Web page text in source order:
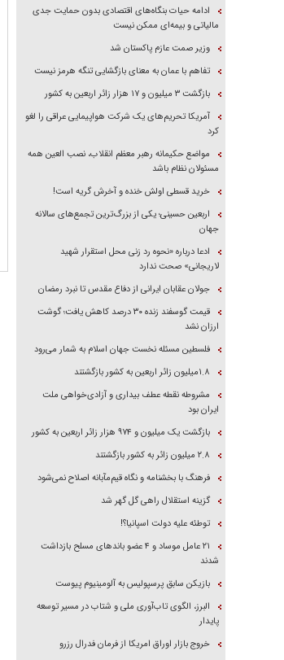
ادامه حیات بنگاه‌های اقتصادی بدون حمایت جدی
مالیاتی و بیمه‌ای ممکن نیست
وزیر صمت عازم پاکستان شد
تفاهم با عمان به معنای بازگشایی تنگه هرمز نیست
بازگشت ۳ میلیون و ۱۷ هزار زائر اربعین به کشور
آمریکا تحریم‌های یک شرکت هواپیمایی عراقی را لغو
کرد
مواضع حکیمانه رهبر معظم انقلاب، نصب العین همه
مسئولان نظام باشد
خرید قسطی اولش خنده و آخرش گریه است!
اربعین حسینی؛ یکی از بزرگ‌ترین تجمع‌های سالانه
جهان
ادعا درباره «نحوه رد زنی محل استقرار شهید
لاریجانی» صحت ندارد
جولان عقابان ایرانی از دفاع مقدس تا نبرد رمضان
قیمت گوسفند زنده ۳۰ درصد کاهش یافت؛ گوشت
ارزان نشد
فلسطین مسئله نخست جهان اسلام به شمار می‌رود
۱.۸میلیون زائر اربعین به کشور بازگشتند
مشروطه نقطه عطف بیداری و آزادی‌خواهی ملت
ایران بود
بازگشت یک میلیون و ۹۷۴ هزار زائر اربعین به کشور
۲.۸ میلیون زائر به کشور بازگشتند
فرهنگ با بخشنامه و نگاه قیم‌مآبانه اصلاح نمی‌شود
گزینه استقلال راهی گل گهر شد
توطئه علیه دولت اسپانیا؟!
۲۱ عامل موساد و ۴ عضو باند‌های مسلح بازداشت
شدند
بازیکن سابق پرسپولیس به آلومینیوم پیوست
البرز، الگوی تاب‌آوری ملی و شتاب در مسیر توسعه
پایدار
خروج بازار اوراق امریکا از فرمان فدرال رزرو